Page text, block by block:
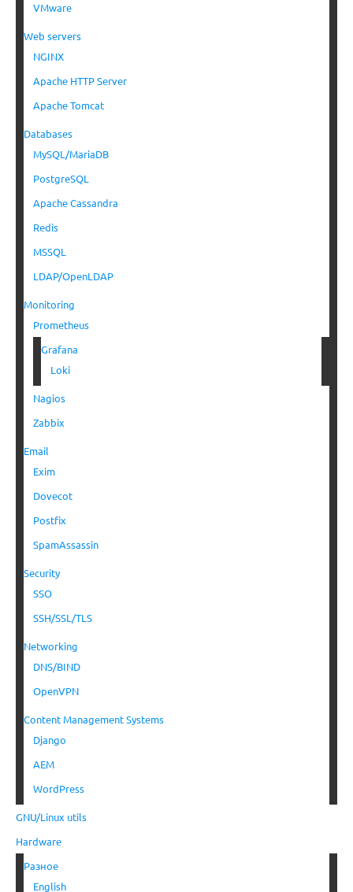
VMware
Web servers
NGINX
Apache HTTP Server
Apache Tomcat
Databases
MySQL/MariaDB
PostgreSQL
Apache Cassandra
Redis
MSSQL
LDAP/OpenLDAP
Monitoring
Prometheus
Grafana
Loki
Nagios
Zabbix
Email
Exim
Dovecot
Postfix
SpamAssassin
Security
SSO
SSH/SSL/TLS
Networking
DNS/BIND
OpenVPN
Content Management Systems
Django
AEM
WordPress
GNU/Linux utils
Hardware
Разное
English